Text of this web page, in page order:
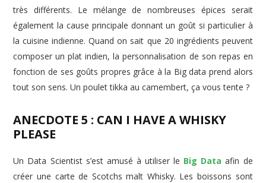
très différents. Le mélange de nombreuses épices serait
également la cause principale donnant un goût si particulier à
la cuisine indienne. Quand on sait que 20 ingrédients peuvent
composer un plat indien, la personnalisation de son repas en
fonction de ses goûts propres grâce à la Big data prend alors
tout son sens. Un poulet tikka au camembert, ça vous tente ?
ANECDOTE 5 : CAN I HAVE A WHISKY
PLEASE
Un Data Scientist s’est amusé à utiliser le Big Data afin de
créer une carte de Scotchs malt Whisky. Les boissons sont